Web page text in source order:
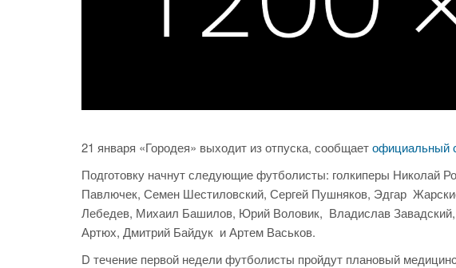
21 января «Городея» выходит из отпуска, сообщаетофициальный
Подготовку начнут следующие футболисты: голкиперы Николай
Павлючек, Семен Шестиловский, Сергей Пушняков, Эдгар
Лебедев, Михаил Башилов, Юрий Воловик, Владислав
Артюх, Дмитрий Байдук и Артем Васьков.
D течение первой недели футболисты пройдут плановый